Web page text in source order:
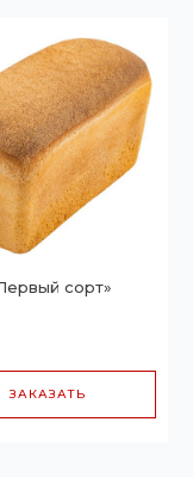
сорт»
ЗАКАЗАТЬ